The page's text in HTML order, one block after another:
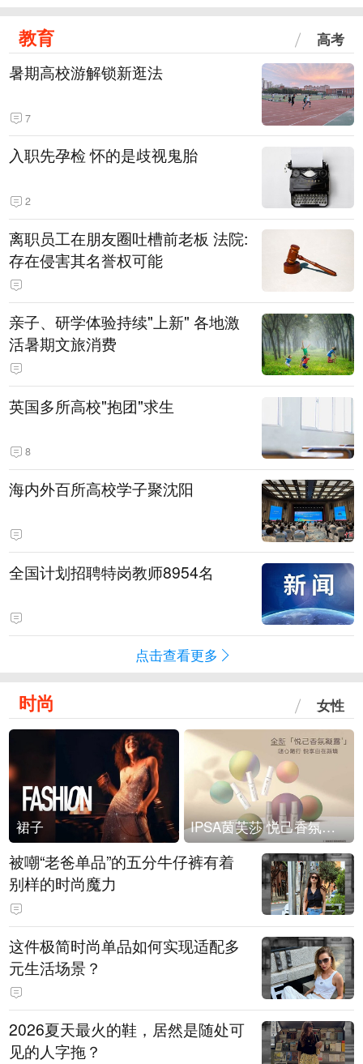
教育 高考
暑期高校游解锁新逛法
7
入职先孕检 怀的是歧视鬼胎
2
离职员工在朋友圈吐槽前老板 法院:
存在侵害其名誉权可能
亲子、研学体验持续"上新" 各地激
活暑期文旅消费
英国多所高校"抱团"求生
8
海内外百所高校学子聚沈阳
全国计划招聘特岗教师8954名
点击查看更多
时尚 女性
裙子 IPSA茵芙莎 悦己香氛凝露上市
被嘲“老爸单品”的五分牛仔裤有着
别样的时尚魔力
这件极简时尚单品如何实现适配多
元生活场景？
2026夏天最火的鞋，居然是随处可
见的人字拖？